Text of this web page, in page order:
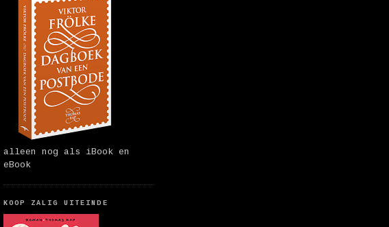
alleen nog als iBook en
eBook
KOOP ZALIG UITEINDE